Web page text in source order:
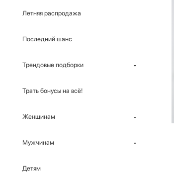
Летняя распродажа
Последний шанс
Трендовые подборки
Трать бонусы на всё!
Женщинам
Мужчинам
Детям